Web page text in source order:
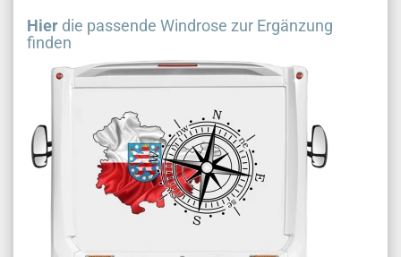
Hier die passende Windrose zur Ergänzung
finden